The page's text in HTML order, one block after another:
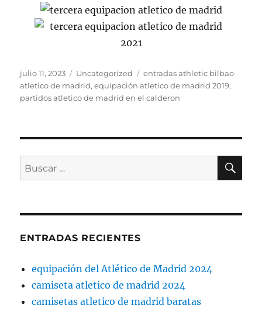
Publicado
el
julio 11, 2023 Categorías
Uncategorized Etiquetas
entradas athletic bilbao
atletico de madrid,equipación atletico de madrid 2019,
partidos atletico de madrid en el calderon
Buscar
por:
ENTRADAS RECIENTES
equipación del Atlético de Madrid 2024
camiseta atletico de madrid 2024
camisetas atletico de madrid baratas